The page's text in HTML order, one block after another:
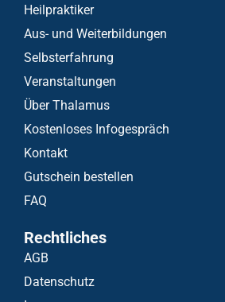
Heilpraktiker
Aus- und Weiterbildungen
Selbsterfahrung
Veranstaltungen
Über Thalamus
Kostenloses Infogespräch
Kontakt
Gutschein bestellen
FAQ
Rechtliches
AGB
Datenschutz